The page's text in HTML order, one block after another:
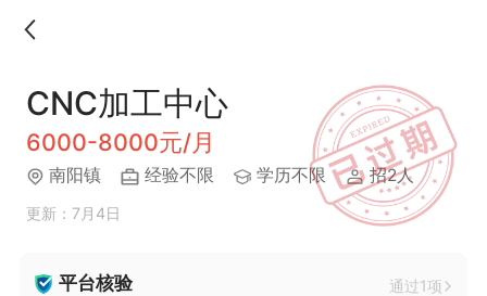
CNC加工中心
6000-8000元/月
南阳镇 经验不限 学历不限 招2人
更新：7月4日
平台核验 通过1项